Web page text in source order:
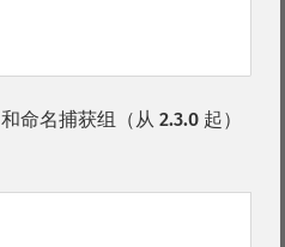
和命名捕获组（从 2.3.0 起）